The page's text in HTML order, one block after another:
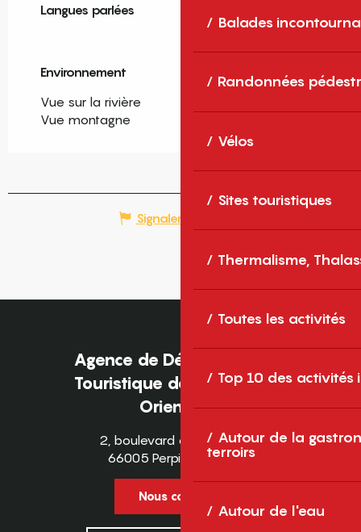
Balades
Randonnées
Vélos
Sites touristiques
Thermalisme,
Toutes les activités
Top 10 des activités
Autour de la
terroirs
Autour de l'eau
Langues parlées
Langues parlées
Environnement
Environnement
Vue sur la rivière
Vue montagne
Signaler une erreur
Agence de Développement
Touristique des Pyrénées-
Orientales
2, boulevard des Pyrénées
66005 Perpignan Cedex
Nous contacter